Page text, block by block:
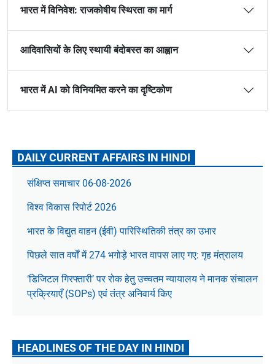
भारत में विनिवेश: राजकोषीय स्थिरता का मार्ग
आदिवासियों के लिए स्थायी बंदोबस्त का आह्वान
भारत में AI को विनियमित करने का दृष्टिकोण
DAILY CURRENT AFFAIRS IN HINDI
संक्षिप्त समाचार 06-08-2026
विश्व विकास रिपोर्ट 2026
भारत के विद्युत वाहन (ईवी) पारिस्थितिकी तंत्र का उभार
पिछले सात वर्षों में 274 भगोड़े भारत वापस लाए गए: गृह मंत्रालय
‘डिजिटल गिरफ्तारी’ पर रोक हेतु उच्चतम न्यायालय ने मानक संचालन
प्रक्रियाएँ (SOPs) एवं तंत्र अनिवार्य किए
HEADLINES OF THE DAY IN HINDI